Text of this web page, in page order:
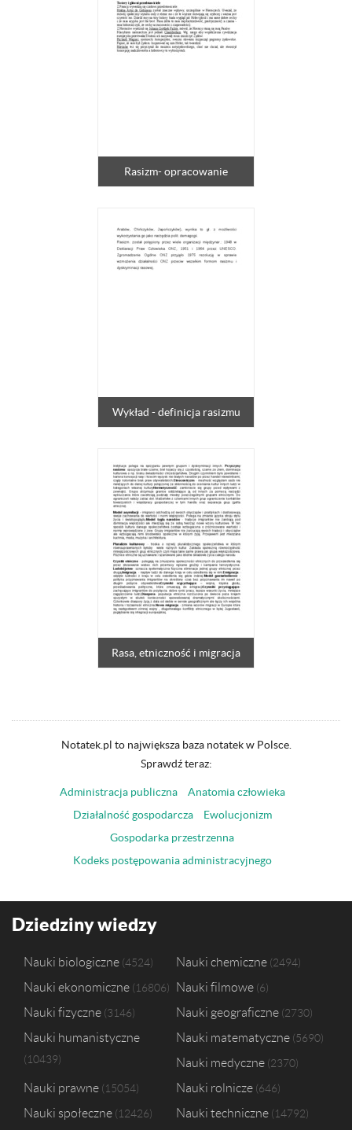
Rasizm- opracowanie
Wykład - definicja rasizmu
Rasa, etniczność i migracja
Notatek.pl to największa baza notatek w Polsce.
Sprawdź teraz:
Administracja publiczna
Anatomia człowieka
Działalność gospodarcza
Ewolucjonizm
Gospodarka przestrzenna
Kodeks postępowania administracyjnego
Dziedziny wiedzy
Nauki biologiczne 4524 Nauki chemiczne 2494
Nauki ekonomiczne 16806 Nauki filmowe 6
Nauki fizyczne 3146 Nauki geograficzne 2730
Nauki humanistyczne
10439
Nauki matematyczne 5690
Nauki medyczne 2370
Nauki prawne 15054 Nauki rolnicze 646
Nauki społeczne 12426 Nauki techniczne 14792